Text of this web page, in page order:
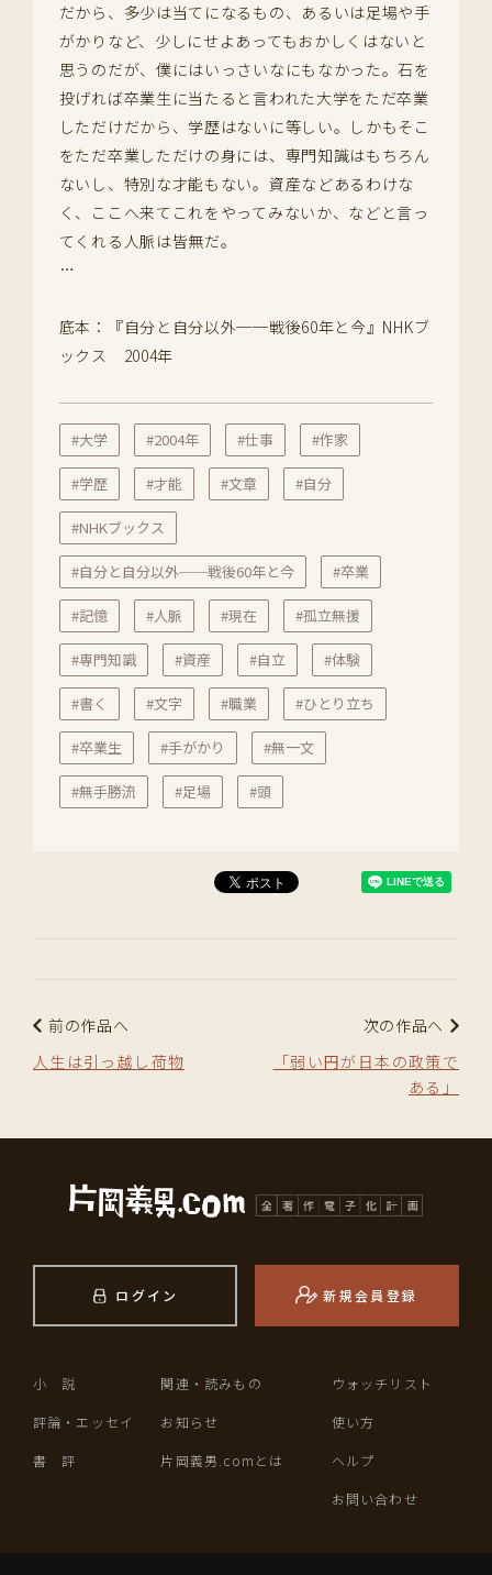
だから、多少は当てになるもの、あるいは足場や手
がかりなど、少しにせよあってもおかしくはないと
思うのだが、僕にはいっさいなにもなかった。石を
投げれば卒業生に当たると言われた大学をただ卒業
しただけだから、学歴はないに等しい。しかもそこ
をただ卒業しただけの身には、専門知識はもちろん
ないし、特別な才能もない。資産などあるわけな
く、ここへ来てこれをやってみないか、などと言っ
てくれる人脈は皆無だ。
…
底本：『自分と自分以外──戦後60年と今』NHKブ
ックス 2004年
#大学 #2004年 #仕事 #作家
#学歴 #才能 #文章 #自分
#NHKブックス
#自分と自分以外──戦後60年と今 #卒業
#記憶 #人脈 #現在 #孤立無援
#専門知識 #資産 #自立 #体験
#書く #文字 #職業 #ひとり立ち
#卒業生 #手がかり #無一文
#無手勝流 #足場 #頭
前の作品へ
人生は引っ越し荷物
次の作品へ
「弱い円が日本の政策で
ある」
ログイン 新規会員登録
小 説
評論・エッセイ
書 評
関連・読みもの
お知らせ
片岡義男.comとは
ウォッチリスト
使い方
ヘルプ
お問い合わせ